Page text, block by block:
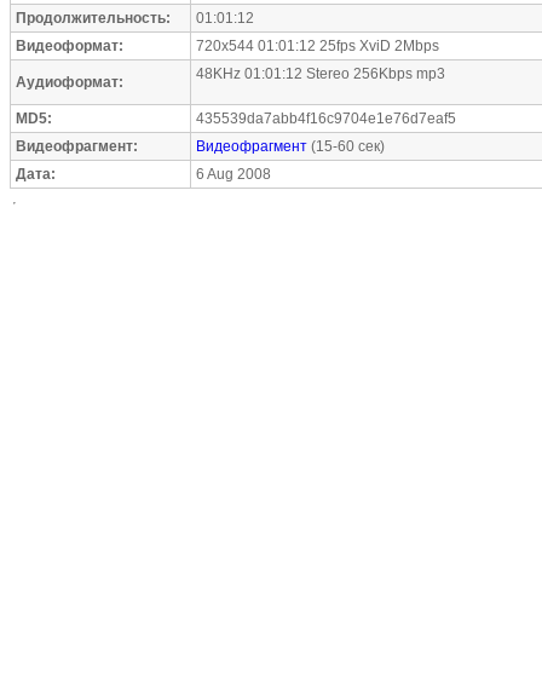
Продолжительность:
01:01:12
Видеоформат:
720x544 01:01:12 25fps XviD 2Mbps
Аудиоформат: 48KHz 01:01:12 Stereo 256Kbps mp3
MD5:
435539da7abb4f16c9704e1e76d7eaf5
Видеофрагмент:
Видеофрагмент (15-60 сек)
Дата:
6 Aug 2008